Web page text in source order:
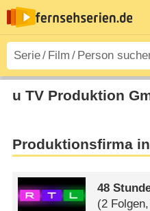
u TV Produktion
Produktionsfirma
48
(2